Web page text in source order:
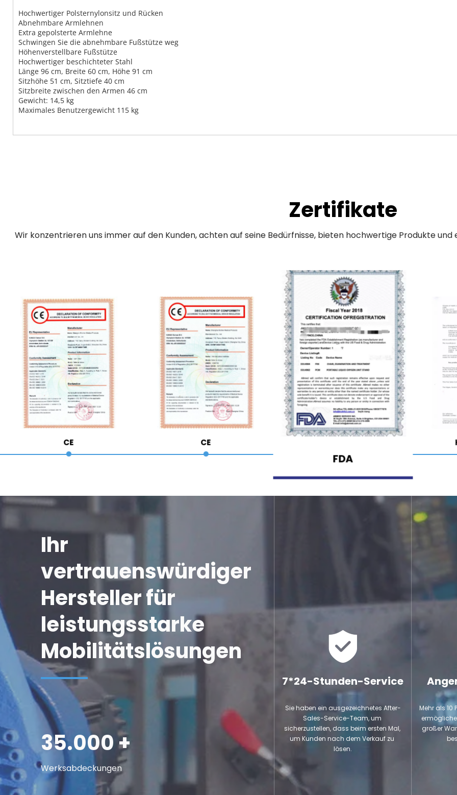
Hochwertiger Polsternylonsitz und Rücken
Abnehmbare Armlehnen
Extra gepolsterte Armlehne
Schwingen Sie die abnehmbare Fußstütze weg
Höhenverstellbare Fußstütze
Hochwertiger beschichteter Stahl
Länge 96 cm, Breite 60 cm, Höhe 91 cm
Sitzhöhe 51 cm, Sitztiefe 40 cm
Sitzbreite zwischen den Armen 46 cm
Gewicht: 14,5 kg
Maximales Benutzergewicht 115 kg
Zertifikate
Wir konzentrieren uns immer auf den Kunden, achten auf seine Bedürfnisse, bieten hochwertige Produkte
CE CE
FDA
Ihr
vertrauenswürdiger
Hersteller für
leistungsstarke
Mobilitätslösungen
35.000 +
Werksabdeckungen
7*24-Stunden-Service
Sie haben ein ausgezeichnetes After-
Sales-Service-Team, um
sicherzustellen, dass beim ersten Mal,
um Kunden nach dem Verkauf zu
lösen.
Mehr als
großer